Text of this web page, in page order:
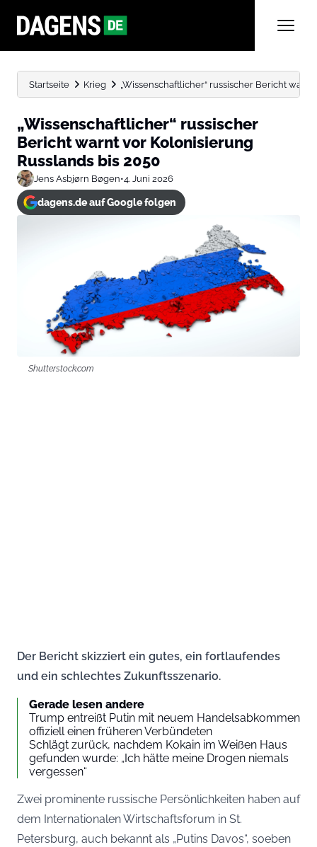
Startseite Krieg „Wissenschaftlicher“ russischer Bericht
„Wissenschaftlicher“ russischer
Bericht warnt vor Kolonisierung
Russlands bis 2050
Jens Asbjørn Bøgen•4. Juni 2026
dagens.de auf Google folgen
Shutterstock.com
Der Bericht skizziert ein gutes, ein fortlaufendes
und ein schlechtes Zukunftsszenario.
Gerade lesen andere
Trump entreißt Putin mit neuem Handelsabkommen
offiziell einen früheren Verbündeten
Schlägt zurück, nachdem Kokain im Weißen Haus
gefunden wurde: „Ich hätte meine Drogen niemals
vergessen“
Zwei prominente russische Persönlichkeiten haben auf
dem Internationalen Wirtschaftsforum in St.
Petersburg, auch bekannt als „Putins Davos“, soeben